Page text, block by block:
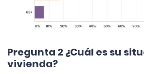
Pregunta 2 ¿Cuál es su
vivienda?